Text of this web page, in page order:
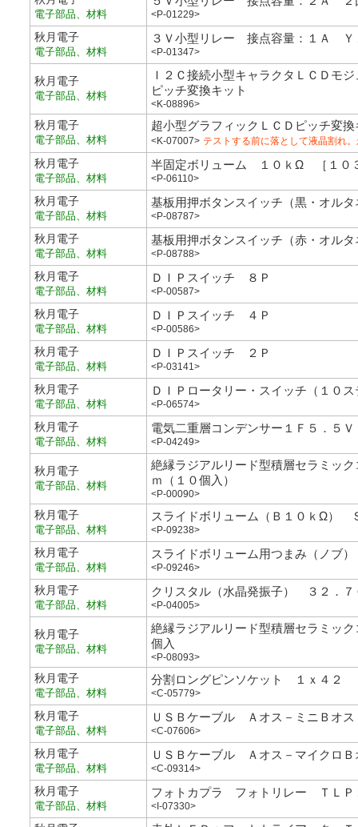
電子部品、材料 <P-01229>
秋月電子
電子部品、材料
３Ｖ小型リレー 接点容量：１Ａ Ｙ
<P-01347>
秋月電子
電子部品、材料
Ｉ２Ｃ接続小型キャラクタＬＣＤモ
ピッチ変換キット
<K-08896>
秋月電子
電子部品、材料
超小型グラフィックＬＣＤピッチ変換
<K-07007> テストする前に落として液晶割れ
秋月電子
電子部品、材料
半固定ボリューム １０ｋΩ ［１０
<P-06110>
秋月電子
電子部品、材料
基板用押ボタンスイッチ（黒・オル
<P-08787>
秋月電子
電子部品、材料
基板用押ボタンスイッチ（赤・オル
<P-08788>
秋月電子
電子部品、材料
ＤＩＰスイッチ ８Ｐ
<P-00587>
秋月電子
電子部品、材料
ＤＩＰスイッチ ４Ｐ
<P-00586>
秋月電子
電子部品、材料
ＤＩＰスイッチ ２Ｐ
<P-03141>
秋月電子
電子部品、材料
ＤＩＰロータリー・スイッチ（１０
<P-06574>
秋月電子
電子部品、材料
電気二重層コンデンサー１Ｆ５．５Ｖ
<P-04249>
秋月電子
電子部品、材料
絶縁ラジアルリード型積層セラミッ
ｍ（１０個入）
<P-00090>
秋月電子
電子部品、材料
スライドボリューム（Ｂ１０ｋΩ）
<P-09238>
秋月電子
電子部品、材料
スライドボリューム用つまみ（ノブ
<P-09246>
秋月電子
電子部品、材料
クリスタル（水晶発振子） ３２．７
<P-04005>
秋月電子
電子部品、材料
絶縁ラジアルリード型積層セラミッ
個入
<P-08093>
秋月電子
電子部品、材料
分割ロングピンソケット １ｘ４２
<C-05779>
秋月電子
電子部品、材料
ＵＳＢケーブル Ａオス－ミニＢオ
<C-07606>
秋月電子
電子部品、材料
ＵＳＢケーブル Ａオス－マイクロ
<C-09314>
秋月電子
電子部品、材料
フォトカプラ フォトリレー ＴＬＰ
<I-07330>